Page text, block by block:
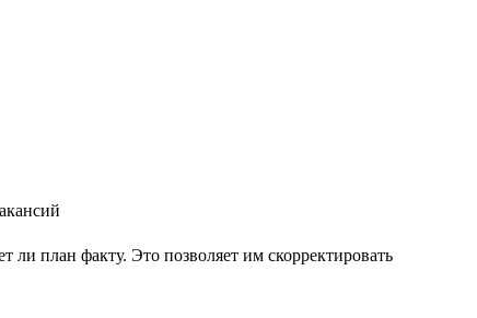
план факту. Это позволяет им скорректировать